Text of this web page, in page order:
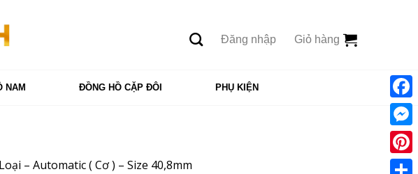
Đăng nhập Giỏ hàng
NAM ĐỒNG HỒ CẶP ĐÔI PHỤ KIỆN
– Automatic ( Cơ ) – Size 40,8mm